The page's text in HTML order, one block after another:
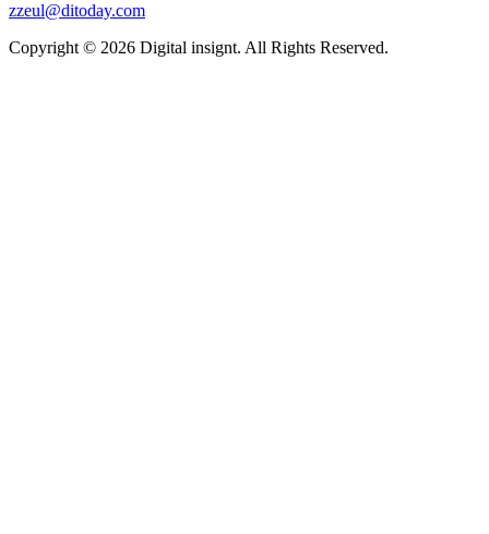
zzeul@ditoday.com
Copyright © 2026 Digital insignt. All Rights Reserved.